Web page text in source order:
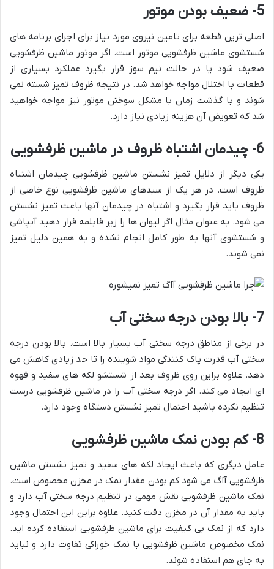
5- ضعیف بودن موتور
اصلی ترین قطعه برای تامین نیروی مورد نیاز برای اجرای برنامه های
شستشوی ماشین ظرفشویی موتور است. اگر موتور ماشین ظرفشویی
ضعیف شود یا در حالت نیم سوز قرار بگیرد عملکرد بسیاری از
قطعات با اختلال مواجه خواهد شد. در نتیجه ظروف تمیز شسته نمی
شوند و با گذشت زمان با مشکل سوختن موتور نیز مواجه خواهید
شد که تعویض آن هزینه زیادی نیاز دارد.
6- چیدمان اشتباه ظروف در ماشین ظرفشویی
یکی دیگر از دلایل تمیز نشستن ماشین ظرفشویی چیدمان اشتباه
ظروف است. در هر یک از سبدهای ماشین ظرفشویی نوع خاصی از
ظروف باید قرار بگیرد و اشتباه در چیدمان آنها باعث تمیز نشستن
می شود. به عنوان مثال اگر لیوان ها را زیر قابلمه قرار دهید آبپاشی
و شستشوی آنها به طور کامل انجام نشده و به همین دلیل تمیز
نمی شوند.
7- بالا بودن درجه سختی آب
در برخی از مناطق درجه سختی آب بسیار بالا است. بالا بودن درجه
سختی آب قدرت پاک کنندگی مواد شوینده را تا حد زیادی کاهش می
دهد. علاوه براین روی ظروف بعد از شستشو لکه های سفید و قهوه
ای ایجاد می کند. اگر درجه سختی آب را در ماشین ظرفشویی درست
تنظیم نکرده باشید احتمال تمیز نشستن دستگاه وجود دارد.
8- کم بودن نمک ماشین ظرفشویی
عامل دیگری که باعث ایجاد لکه های سفید و تمیز نشستن ماشین
ظرفشویی آاگ می شود کم بودن مقدار نمک در مخزن مخصوص است.
نمک ماشین ظرفشویی نقش مهمی در تنظیم درجه سختی آب دارد و
باید به مقدار آن در مخزن دقت کنید. علاوه براین این احتمال وجود
دارد که از نمک بی کیفیت برای ماشین ظرفشویی استفاده کرده اید.
نمک مخصوص ماشین ظرفشویی با نمک خوراکی تفاوت دارد و نباید
به جای هم استفاده شوند.